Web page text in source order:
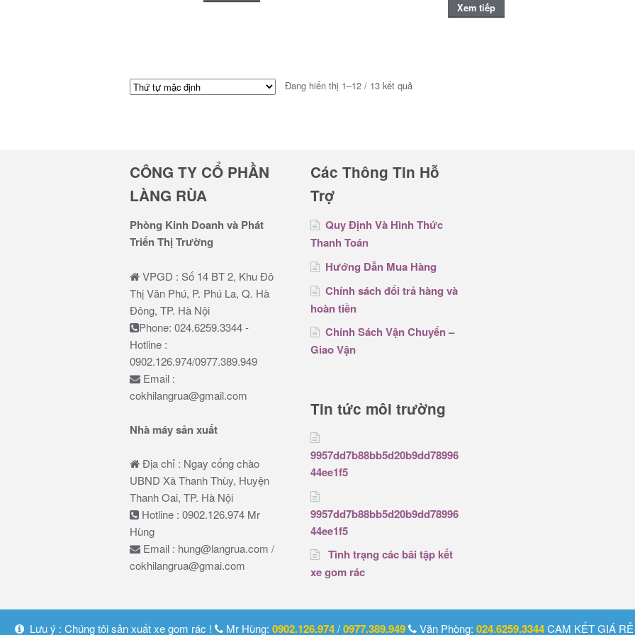
Xem tiếp
Đang hiển thị 1–12 / 13 kết quả
CÔNG TY CỔ PHẦN
LÀNG RÙA
Phòng Kinh Doanh và Phát
Triển Thị Trường
VPGD : Số 14 BT 2, Khu Đô
Thị Văn Phú, P. Phú La, Q. Hà
Đông, TP. Hà Nội
Phone: 024.6259.3344 -
Hotline :
0902.126.974/0977.389.949
Email :
cokhilangrua@gmail.com
Nhà máy sản xuất
Địa chỉ : Ngay cổng chào
UBND Xã Thanh Thùy, Huyện
Thanh Oai, TP. Hà Nội
Hotline : 0902.126.974 Mr
Hùng
Email : hung@langrua.com /
cokhilangrua@gmai.com
Các Thông Tin Hỗ
Trợ
Quy Định Và Hình Thức
Thanh Toán
Hướng Dẫn Mua Hàng
Chính sách đổi trả hàng và
hoàn tiền
Chính Sách Vận Chuyển –
Giao Vận
Tin tức môi trường
9957dd7b88bb5d20b9dd78996
44ee1f5
9957dd7b88bb5d20b9dd78996
44ee1f5
Tình trạng các bãi tập kết
xe gom rác
Lưu ý : Chúng tôi sản xuất xe gom rác ! Mr Hùng: 0902.126.974/0977.389.949 Văn Phòng: 024.6259.3344CAM KẾT GIÁ RẺ